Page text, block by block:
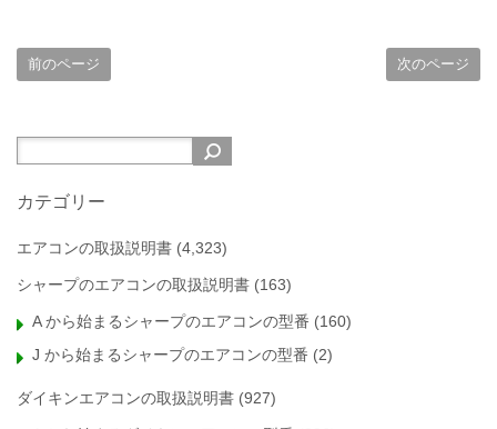
前のページ 次のページ
カテゴリー
エアコンの取扱説明書 (4,323)
シャープのエアコンの取扱説明書 (163)
A から始まるシャープのエアコンの型番 (160)
J から始まるシャープのエアコンの型番 (2)
ダイキンエアコンの取扱説明書 (927)